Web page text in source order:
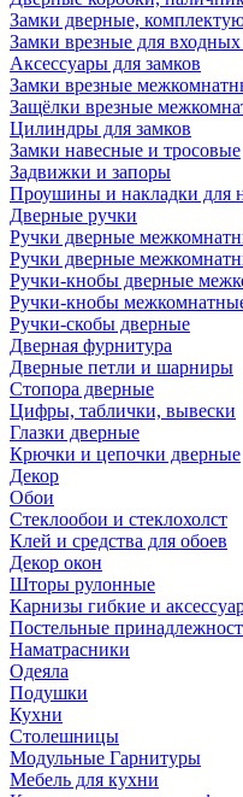
Замки дверные,
Замки врезные для входных
Аксессуары для замков
Замки врезные
Защёлки врезные
Цилиндры для замков
Замки навесные и тросовые
Задвижки и запоры
Проушины и накладки для
Дверные ручки
Ручки дверные
Ручки дверные
Ручки-кнобы дверные
Ручки-кнобы
Ручки-скобы дверные
Дверная фурнитура
Дверные петли и шарниры
Стопора дверные
Цифры, таблички, вывески
Глазки дверные
Крючки и цепочки дверные
Декор
Обои
Стеклообои и стеклохолст
Клей и средства для обоев
Декор окон
Шторы рулонные
Карнизы гибкие и
Постельные
Наматрасники
Одеяла
Подушки
Кухни
Столешницы
Модульные Гарнитуры
Мебель для кухни